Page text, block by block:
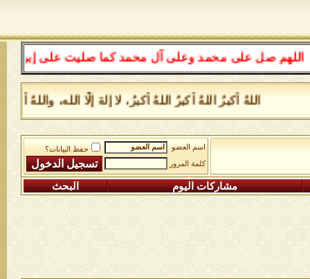
صل على محمد وعلى آل محمد كما صليت على إبراهيم
اللهُ أكبرُ اللهُ أكبرُ اللهُ أكبرُ، لا إلهَ إلَّا الله، واللهُ
اسم العضو
حفظ البيانات؟
كلمة المرور
مشاركات اليوم البحث